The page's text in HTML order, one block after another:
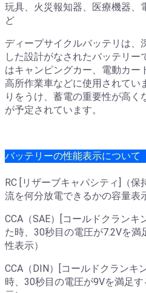
玩具、火災報知器、医療機器、
ど
ディープサイクルバッテリは、
した設計がなされたバッテリー
はキャンピングカー、電動カー
高所作業車などに使用されてい
りをうけ、蓄電の重要性が高く
が予定されています。
バッテリーの性能表示について
RC [リザーブキャパシティ]（
流を何分放電できるかの容量表
CCA（SAE）[コールドクラン
た時、30秒目の電圧が7.2Vを
性表示）
CCA（DIN）[コールドクランキ
時、30秒目の電圧が9Vを満足